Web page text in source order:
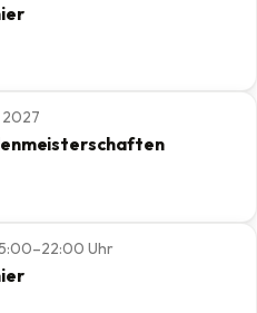
2027
Uhr